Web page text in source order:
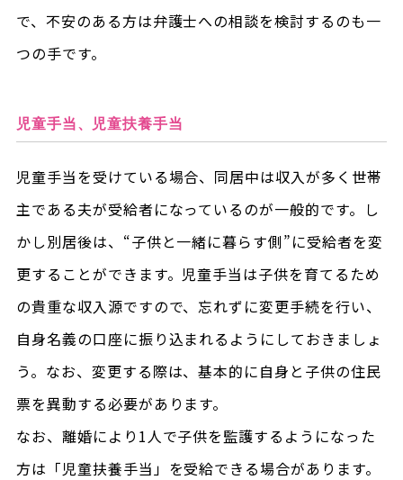
で、不安のある方は弁護士への相談を検討するのも一
つの手です。
児童手当、児童扶養手当
児童手当を受けている場合、同居中は収入が多く世帯
主である夫が受給者になっているのが一般的です。し
かし別居後は、“子供と一緒に暮らす側”に受給者を変
更することができます。児童手当は子供を育てるため
の貴重な収入源ですので、忘れずに変更手続を行い、
自身名義の口座に振り込まれるようにしておきましょ
う。なお、変更する際は、基本的に自身と子供の住民
票を異動する必要があります。
なお、離婚により1人で子供を監護するようになった
方は「児童扶養手当」を受給できる場合があります。